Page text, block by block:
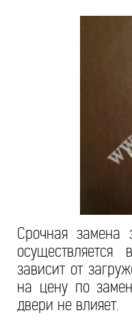
Срочная
зависит от
на цену по
двери не влияет.